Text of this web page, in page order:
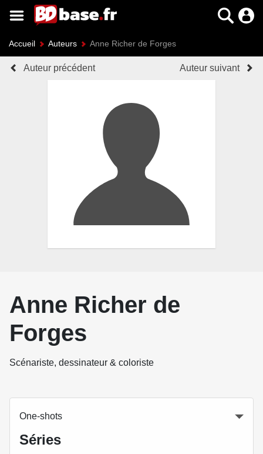
Accueil Auteurs Anne Richer de Forges
Auteur précédent Auteur suivant
Anne Richer de
Forges
Scénariste, dessinateur & coloriste
One-shots
Séries